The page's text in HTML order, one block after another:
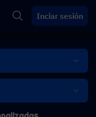
Inciar sesión